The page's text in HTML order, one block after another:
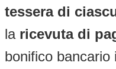
tessera di
la ricevuta di
bonifico bancario